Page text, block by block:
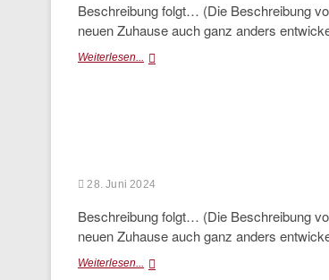
Beschreibung folgt… (Die Beschreibung
neuen Zuhause auch ganz anders
Weiterlesen... Penny
28. Juni 2024
Beschreibung folgt… (Die Beschreibung
neuen Zuhause auch ganz anders
Weiterlesen... Primel